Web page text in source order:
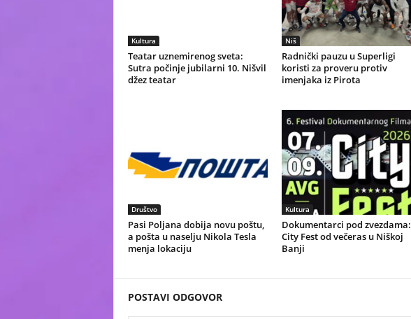
Kultura
Teatar uznemirenog sveta:
Sutra počinje jubilarni 10. Nišvil
džez teatar
Niš
Radnički pauzu u Superligi
koristi za proveru protiv
imenjaka iz Pirota
Društvo
Pasi Poljana dobija novu poštu,
a pošta u naselju Nikola Tesla
menja lokaciju
Kultura
Dokumentarci pod zvezdama:
City Fest od večeras u Niškoj
Banji
POSTAVI ODGOVOR